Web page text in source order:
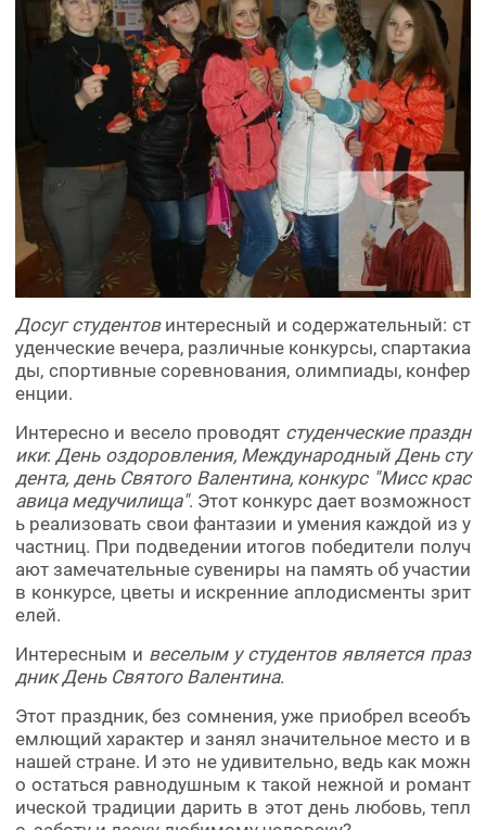
Досуг студентовинтересный и содержательный: ст
уденческие вечера, различные конкурсы, спартакиа
ды, спортивные соревнования, олимпиады, конфер
енции.
Интересно и весело проводят студенческие праздн
ики: День оздоровления, Международный День сту
дента, день Святого Валентина, конкурс "Мисс крас
авица медучилища". Этот конкурс дает возможност
ь реализовать свои фантазии и умения каждой из у
частниц. При подведении итогов победители получ
ают замечательные сувениры на память об участии
в конкурсе, цветы и искренние аплодисменты зрит
елей.
Интересным и веселым у студентов является праз
дник День Святого Валентина.
Этот праздник, без сомнения, уже приобрел всеобъ
емлющий характер и занял значительное место и в
нашей стране. И это не удивительно, ведь как можн
о остаться равнодушным к такой нежной и романт
ической традиции дарить в этот день любовь, тепл